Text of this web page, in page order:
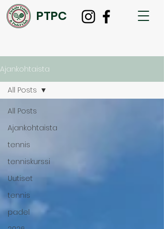
PTPC
Ajankohtaista
All Posts
Ajankohtaista
tennis
tenniskurssi
Uutiset
tennis
padel
All Posts